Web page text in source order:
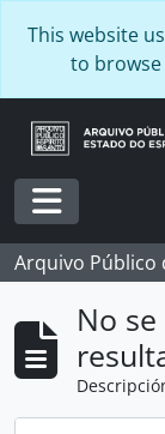
This website
to
Toggle
Arquivo Público
No